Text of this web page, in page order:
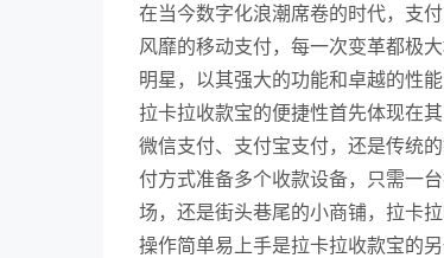
在当今数字化浪潮席卷的时代，支
风靡的移动支付，每一次变革都极
明星，以其强大的功能和卓越的性
拉卡拉收款宝的便捷性首先体现在
微信支付、支付宝支付，还是传统
付方式准备多个收款设备，只需一
场，还是街头巷尾的小商铺，拉卡
操作简单易上手是拉卡拉收款宝的